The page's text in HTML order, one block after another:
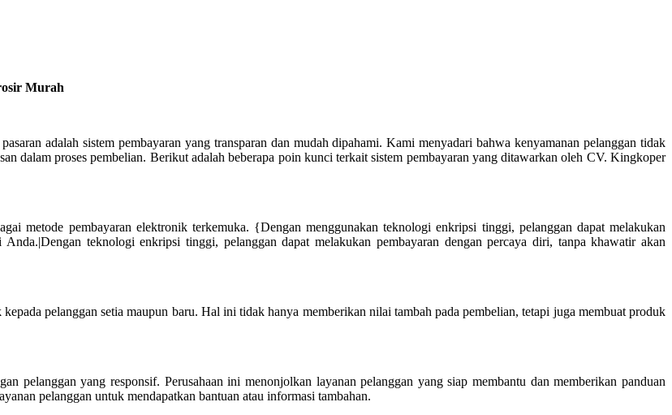
Murah
adalah sistem pembayaran yang transparan dan mudah dipahami. Kami menyadari bahwa kenyamanan pelanggan tidak
dalam proses pembelian. Berikut adalah beberapa poin kunci terkait sistem pembayaran yang ditawarkan oleh CV. Kingkoper
metode pembayaran elektronik terkemuka. {Dengan menggunakan teknologi enkripsi tinggi, pelanggan dapat melakukan
teknologi enkripsi tinggi, pelanggan dapat melakukan pembayaran dengan percaya diri, tanpa khawatir akan
pelanggan setia maupun baru. Hal ini tidak hanya memberikan nilai tambah pada pembelian, tetapi juga membuat produk
pelanggan yang responsif. Perusahaan ini menonjolkan layanan pelanggan yang siap membantu dan memberikan panduan
pelanggan untuk mendapatkan bantuan atau informasi tambahan.